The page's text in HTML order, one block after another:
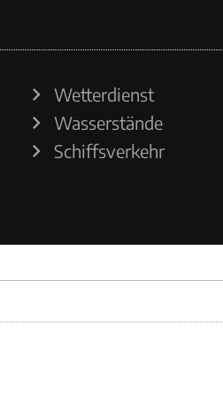
Wetterdienst
Wasserstände
Schiffsverkehr